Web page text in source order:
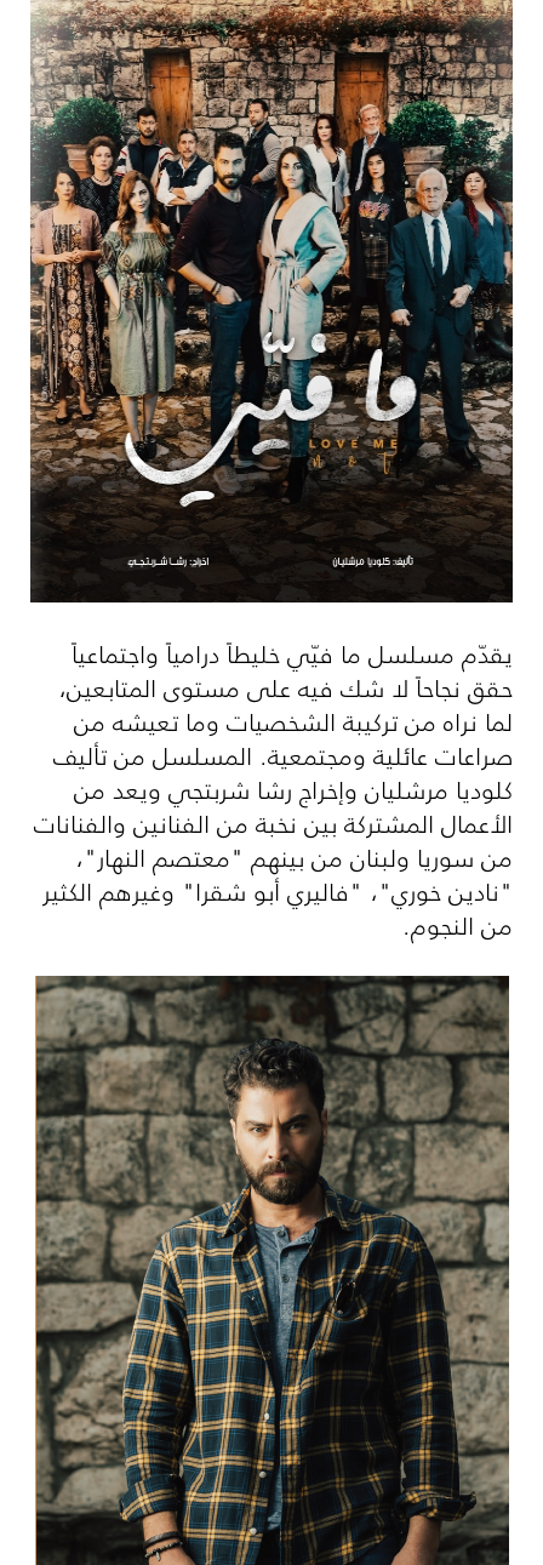
يقدّم مسلسل ما فيّي خليطاً درامياً واجتماعياً
حقق نجاحاً لا شك فيه على مستوى المتابعين،
لما نراه من تركيبة الشخصيات وما تعيشه من
صراعات عائلية ومجتمعية. المسلسل من تأليف
كلوديا مرشليان وإخراج رشا شربتجي ويعد من
الأعمال المشتركة بين نخبة من الفنانين والفنانات
من سوريا ولبنان من بينهم "معتصم النهار"،
"نادين خوري"، "فاليري أبو شقرا" وغيرهم الكثير
من النجوم.